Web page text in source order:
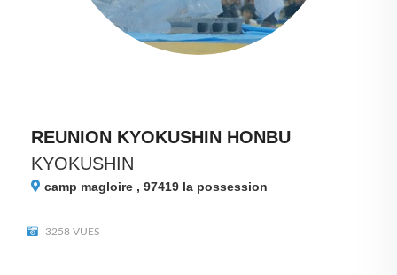
REUNION KYOKUSHIN HONBU
KYOKUSHIN
camp magloire , 97419 la possession
3258 VUES